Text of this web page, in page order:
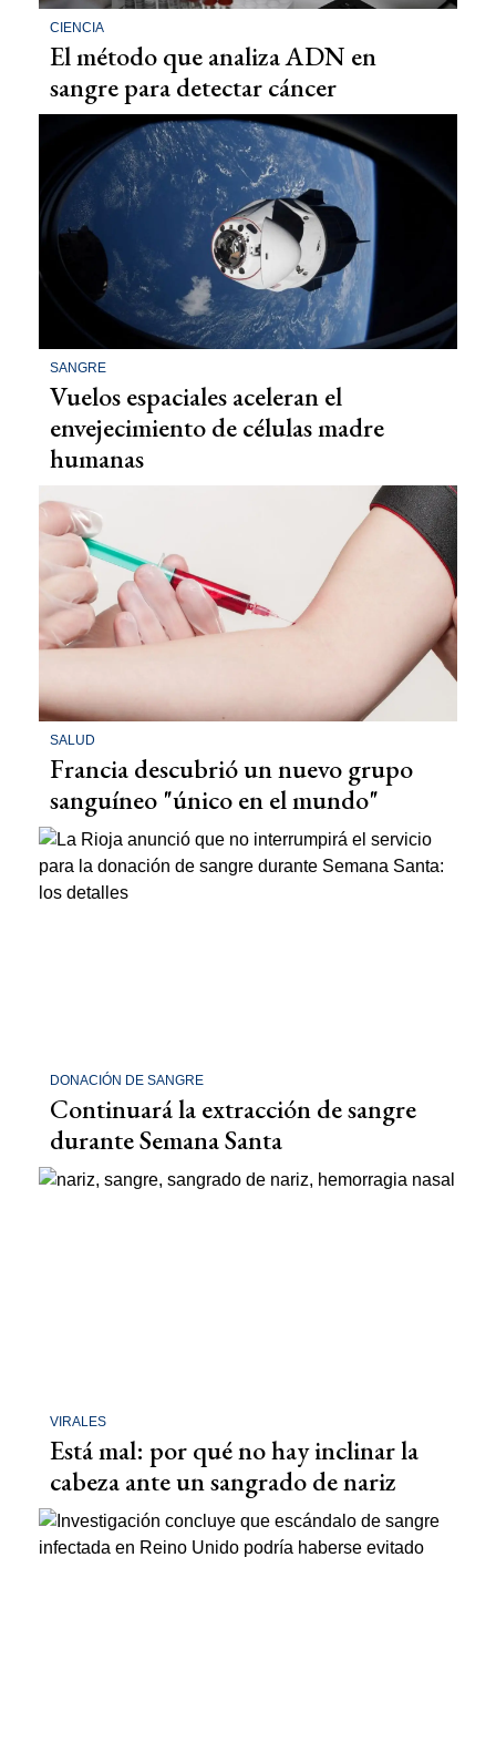
CIENCIA
El método que analiza ADN en
sangre para detectar cáncer
SANGRE
Vuelos espaciales aceleran el
envejecimiento de células madre
humanas
SALUD
Francia descubrió un nuevo grupo
sanguíneo "único en el mundo"
DONACIÓN DE SANGRE
Continuará la extracción de sangre
durante Semana Santa
VIRALES
Está mal: por qué no hay inclinar la
cabeza ante un sangrado de nariz